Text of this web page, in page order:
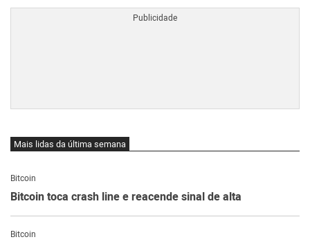
Mais lidas da última semana
Bitcoin
Bitcoin toca crash line e reacende sinal de alta
Bitcoin